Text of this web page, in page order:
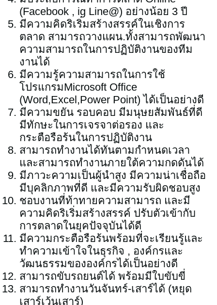
(Facebook , ig Line@) อย่างน้อย 3 ปี
มีความคิดริเริ่มสร้างสรรค์ในเชิงการ
ตลาด สามารถวางแผน.ทั้งสามารถพัฒนา
ความสามารถในการปฏิบัติงานของทีม
งานได้
มีความรู้ความสามารถในการใช้
โปรแกรมMicrosoft Office
(Word,Excel,Power Point) ได้เป็นอย่างดี
มีความขยัน รอบคอบ มีมนุษยสัมพันธ์ที่ดี
มีทักษะในการเจรจาต่อรอง และ
กระตือรือร้นในการปฏิบัติงาน
สามารถทำงานได้ทันตามกำหนดเวลา
และสามารถทำงานภายใต้ความกดดันได้
มีภาวะความเป็นผู้นำสูง มีความน่าเชื่อถือ
มีบุคลิกภาพที่ดี และมีความรับผิดชอบสูง
ชอบงานที่ท้าทายความสามารถ และมี
ความคิดริเริ่มสร้างสรรค์ ปรับตัวเข้ากับ
การตลาดในยุคปัจจุบันได้ดี
มีความกระตือรือร้นพร้อมที่จะเรียนรู้และ
ทำความเข้าใจในธุรกิจ , องค์กรและ
วัฒนธรรมขององค์กรได้เป็นอย่างดี
สามารถขับรถยนต์ได้ พร้อมมีใบขับขี่
สามารถทำงานวันจันทร์-เสาร์ได้ (หยุด
เสาร์เว้นเสาร์)